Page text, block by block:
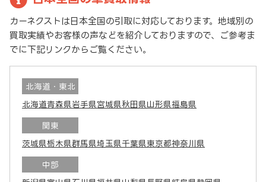
カーネクストは日本全国の引取に対応しております。地域別の
買取実績やお客様の声などを紹介しておりますので、ご参考ま
でに下記リンクからご覧ください。
北海道・東北
北海道青森県岩手県宮城県秋田県山形県福島県
関東
茨城県栃木県群馬県埼玉県千葉県東京都神奈川県
中部